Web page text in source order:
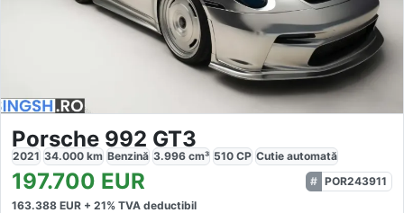
Porsche 992 GT3
2021 34.000 km Benzină 3.996 cm³ 510 CP Cutie automată
197.700 EUR
POR243911
163.388 EUR + 21% TVA deductibil